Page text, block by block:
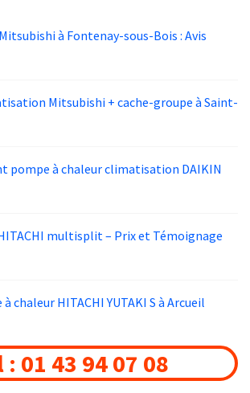
à Fontenay-sous-Bois : Avis
Mitsubishi + cache-groupe à Saint-
pompe à chaleur climatisation DAIKIN
multisplit – Prix et Témoignage
chaleur HITACHI YUTAKI S à Arcueil
: 01 43 94 07 08